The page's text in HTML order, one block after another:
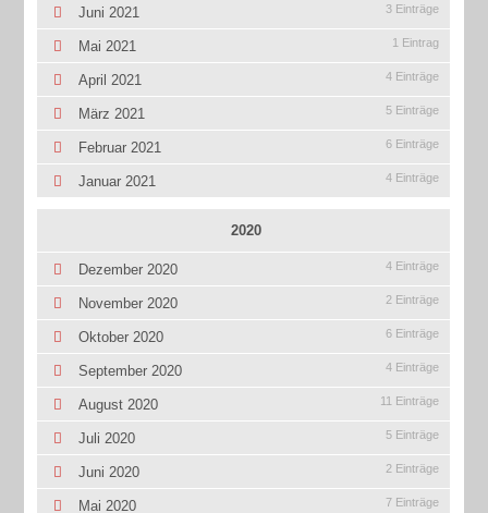
Juni 2021 3 Einträge
Mai 2021 1 Eintrag
April 2021 4 Einträge
März 2021 5 Einträge
Februar 2021 6 Einträge
Januar 2021 4 Einträge
2020
Dezember 2020 4 Einträge
November 2020 2 Einträge
Oktober 2020 6 Einträge
September 2020 4 Einträge
August 2020 11 Einträge
Juli 2020 5 Einträge
Juni 2020 2 Einträge
Mai 2020 7 Einträge